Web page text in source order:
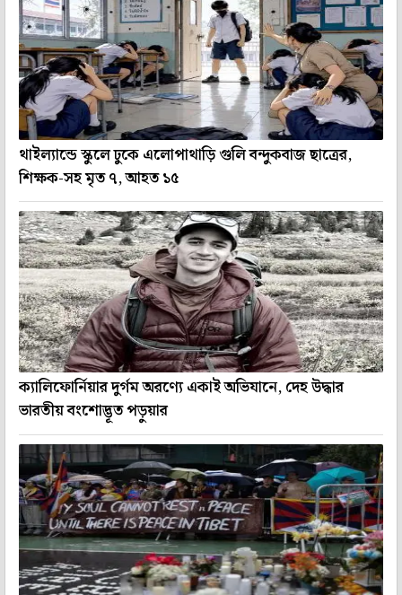
থাইল্যান্ডে স্কুলে ঢুকে এলোপাথাড়ি গুলি বন্দুকবাজ ছাত্রের,
শিক্ষক-সহ মৃত ৭, আহত ১৫
ক্যালিফোর্নিয়ার দুর্গম অরণ্যে একাই অভিযানে, দেহ উদ্ধার
ভারতীয় বংশোদ্ভূত পড়ুয়ার